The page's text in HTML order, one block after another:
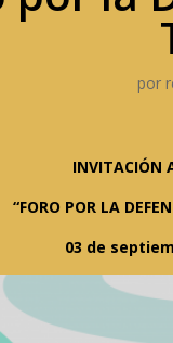
por
INVITACIÓN
“FORO POR LA
03 de